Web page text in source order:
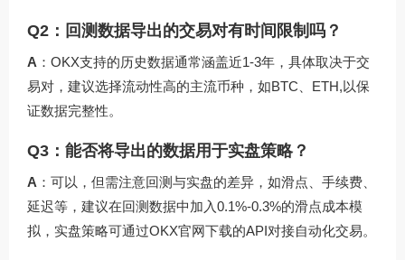
Q2：回测数据导出的交易对有时间限制吗？
A ：OKX支持的历史数据通常涵盖近1-3年，具体取决于交
易对，建议选择流动性高的主流币种，如BTC、ETH,以保
证数据完整性。
Q3：能否将导出的数据用于实盘策略？
A ：可以，但需注意回测与实盘的差异，如滑点、手续费、
延迟等，建议在回测数据中加入0.1%-0.3%的滑点成本模
拟，实盘策略可通过OKX官网下载的API对接自动化交易。